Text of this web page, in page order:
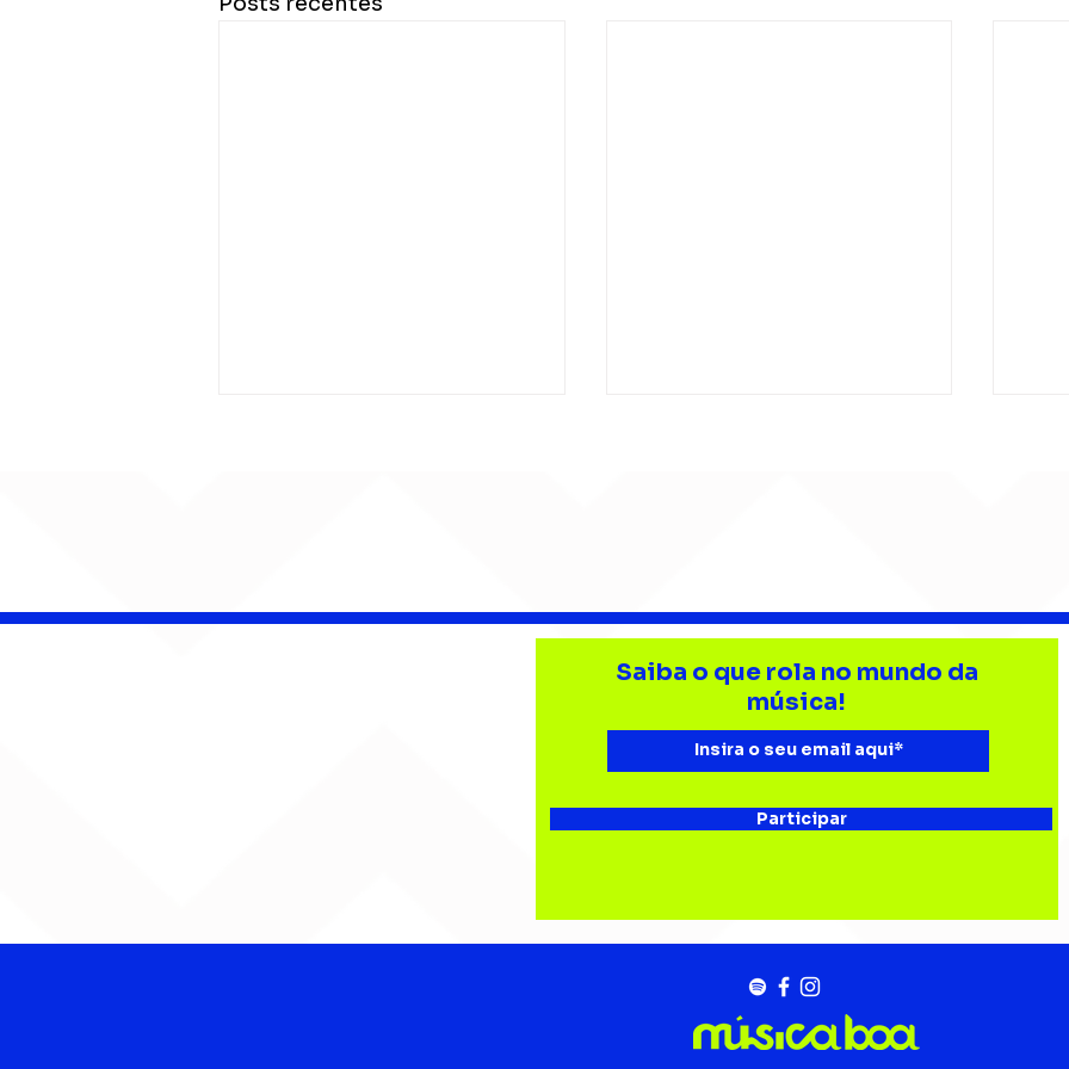
CHAMELEO acerta as
Barão Vermelho reúne
show em Ribeirão Preto
Saiba o que rola no mundo da
música!
Participar